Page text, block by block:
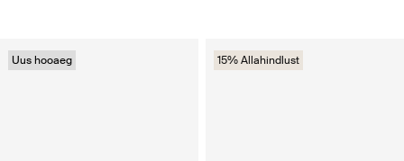
Uus hooaeg 15% Allahindlust